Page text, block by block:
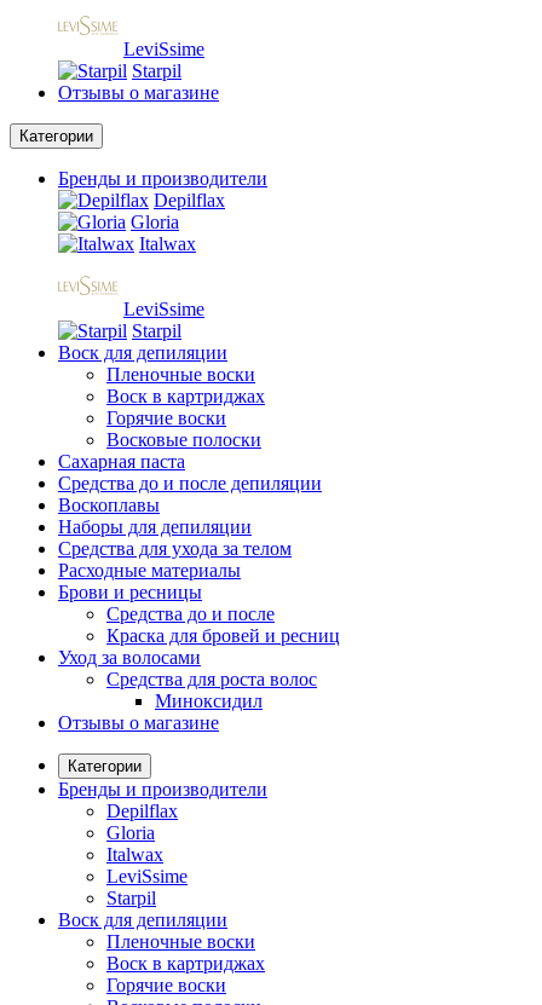
LeviSsime
Starpil
Отзывы о магазине
Категории
Бренды и производители
Depilflax
Gloria
Italwax
LeviSsime
Starpil
Воск для депиляции
Пленочные воски
Воск в картриджах
Горячие воски
Восковые полоски
Сахарная паста
Средства до и после депиляции
Воскоплавы
Наборы для депиляции
Средства для ухода за телом
Расходные материалы
Брови и ресницы
Средства до и после
Краска для бровей и ресниц
Уход за волосами
Средства для роста волос
Миноксидил
Отзывы о магазине
Категории
Бренды и производители
Depilflax
Gloria
Italwax
LeviSsime
Starpil
Воск для депиляции
Пленочные воски
Воск в картриджах
Горячие воски